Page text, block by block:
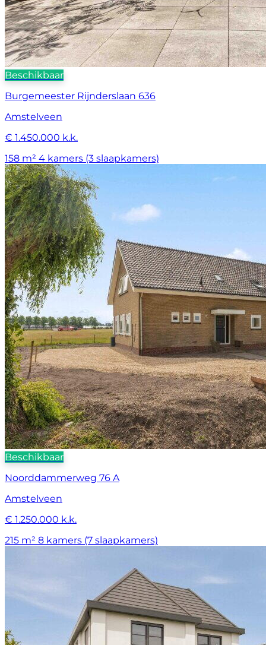
Beschikbaar
Burgemeester Rijnderslaan 636
Amstelveen
€ 1.450.000 k.k.
158 m² 4 kamers (3 slaapkamers)
Beschikbaar
Noorddammerweg 76 A
Amstelveen
€ 1.250.000 k.k.
215 m² 8 kamers (7 slaapkamers)